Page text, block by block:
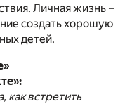
Личная жизнь –
создать хорошую
детей.
как встретить